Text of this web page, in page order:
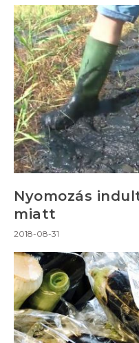
Nyomozás
miatt
2018-08-31